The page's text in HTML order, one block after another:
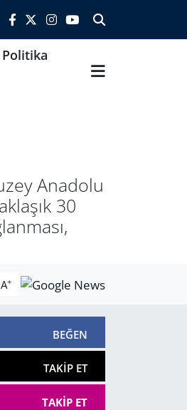
Politika
Anadolu
30
A+
BEĞEN
TAKIP ET
TAKIP ET